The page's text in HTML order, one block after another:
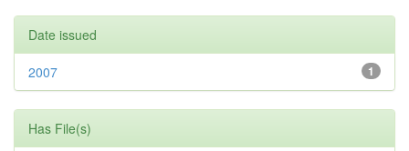
Date issued
1
2007
Has File(s)